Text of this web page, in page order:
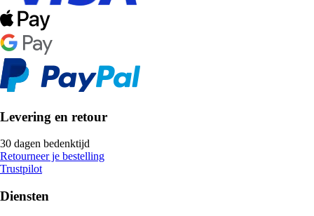
Levering en retour
30 dagen bedenktijd
Retourneer je bestelling
Trustpilot
Diensten